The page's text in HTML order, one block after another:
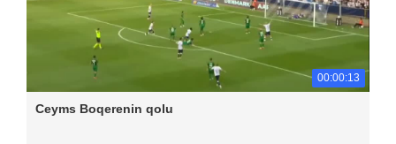
00:00:13
Ceyms Boqerenin qolu